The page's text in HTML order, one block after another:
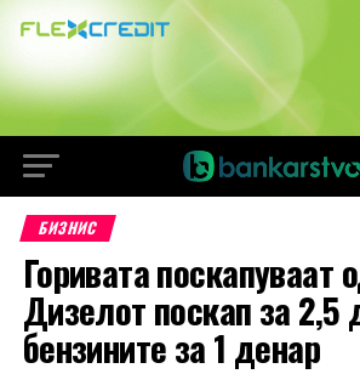
БИЗНИС
Горивата поскапуваат
Дизелот поскап за 2,5
бензините за 1 денар